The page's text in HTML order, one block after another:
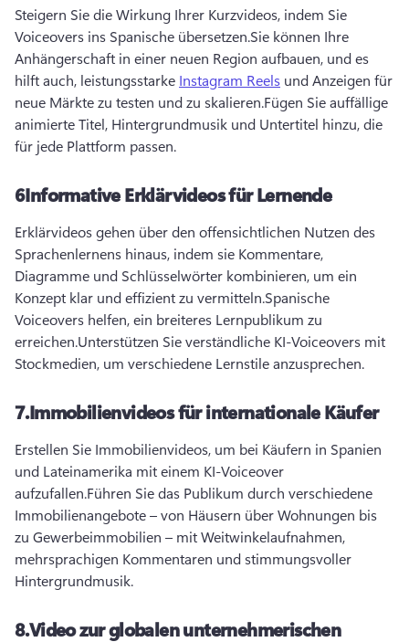
Steigern Sie die Wirkung Ihrer Kurzvideos, indem Sie
Voiceovers ins Spanische übersetzen.Sie können Ihre
Anhängerschaft in einer neuen Region aufbauen, und es
hilft auch, leistungsstarke Instagram Reels und Anzeigen für
neue Märkte zu testen und zu skalieren.Fügen Sie auffällige
animierte Titel, Hintergrundmusik und Untertitel hinzu, die
für jede Plattform passen.
6Informative Erklärvideos für Lernende
Erklärvideos gehen über den offensichtlichen Nutzen des
Sprachenlernens hinaus, indem sie Kommentare,
Diagramme und Schlüsselwörter kombinieren, um ein
Konzept klar und effizient zu vermitteln.Spanische
Voiceovers helfen, ein breiteres Lernpublikum zu
erreichen.Unterstützen Sie verständliche KI-Voiceovers mit
Stockmedien, um verschiedene Lernstile anzusprechen.
7.Immobilienvideos für internationale Käufer
Erstellen Sie Immobilienvideos, um bei Käufern in Spanien
und Lateinamerika mit einem KI-Voiceover
aufzufallen.Führen Sie das Publikum durch verschiedene
Immobilienangebote – von Häusern über Wohnungen bis
zu Gewerbeimmobilien – mit Weitwinkelaufnahmen,
mehrsprachigen Kommentaren und stimmungsvoller
Hintergrundmusik.
8.Video zur globalen unternehmerischen